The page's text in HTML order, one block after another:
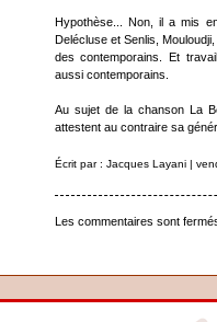
Hypothèse... Non, il a mis
Delécluse et Senlis,
des contemporains. Et
aussi contemporains.
Au sujet de la chanson La
attestent au contraire sa
Écrit par : Jacques Layani |
Les commentaires sont